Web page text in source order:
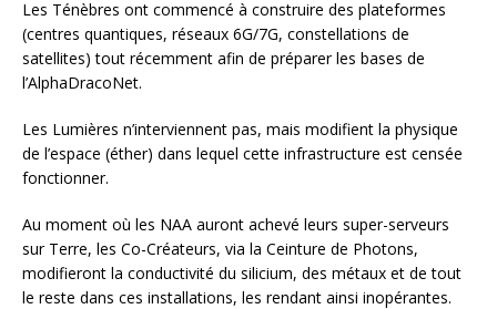
Les Ténèbres ont commencé à construire des plateformes
(centres quantiques, réseaux 6G/7G, constellations de
satellites) tout récemment afin de préparer les bases de
l’AlphaDracoNet.
Les Lumières n’interviennent pas, mais modifient la physique
de l’espace (éther) dans lequel cette infrastructure est censée
fonctionner.
Au moment où les NAA auront achevé leurs super-serveurs
sur Terre, les Co-Créateurs, via la Ceinture de Photons,
modifieront la conductivité du silicium, des métaux et de tout
le reste dans ces installations, les rendant ainsi inopérantes.